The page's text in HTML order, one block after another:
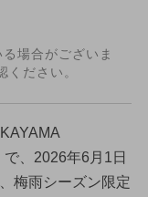
場合がございま
ださい。
、2026年6月1日
梅雨シーズン限定